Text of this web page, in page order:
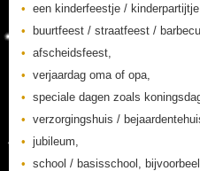
een kinderfeestje /
buurtfeest / straatfeest /
afscheidsfeest,
verjaardag oma of opa,
speciale dagen zoals
verzorgingshuis /
jubileum,
school / basisschool,